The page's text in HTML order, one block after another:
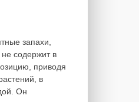
запахи,
содержит в
приводя
в
Он